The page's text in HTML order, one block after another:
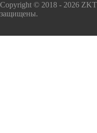
Copyright © 2018 - 2026
защищены.